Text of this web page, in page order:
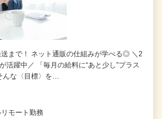
まで！ ネット通販の仕組みが学べる◎ ＼2
活躍中／ 「毎月の給料に“あと少し”プラス
んな〈目標〉を…
モート勤務